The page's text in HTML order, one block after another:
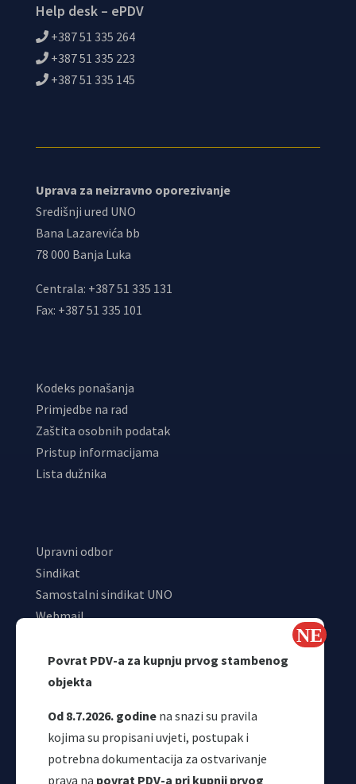
Povrat PDV-a za kupnju prvog stambenog
objekta
Od 8.7.2026. godine na snazi su pravila
kojima su propisani uvjeti, postupak i
potrebna dokumentacija za ostvarivanje
prava na povrat PDV-a pri kupnji prvog
Help desk – ePDV
+387 51 335 264
+387 51 335 223
+387 51 335 145
Uprava za neizravno oporezivanje
Središnji ured UNO
Bana Lazarevića bb
78 000 Banja Luka
Centrala: +387 51 335 131
Fax: +387 51 335 101
Kodeks ponašanja
Primjedbe na rad
Zaštita osobnih podatak
Pristup informacijama
Lista dužnika
Upravni odbor
Sindikat
Samostalni sindikat UNO
Webmail